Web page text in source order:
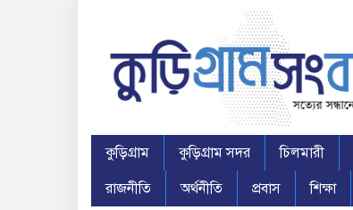
কুড়িগ্রাম কুড়িগ্রাম সদর চিলমারী
রাজনীতি
অর্থনীতি প্রবাস শিক্ষা